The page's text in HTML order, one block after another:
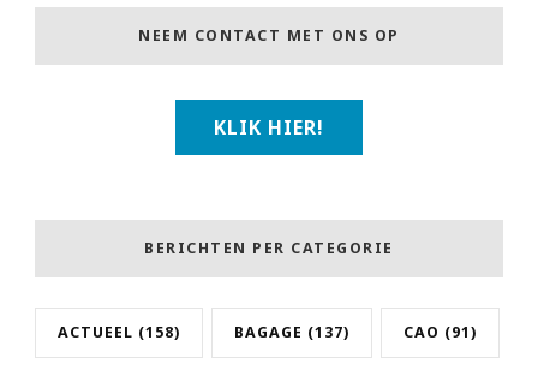
NEEM CONTACT MET ONS OP
KLIK HIER!
BERICHTEN PER CATEGORIE
ACTUEEL (158) BAGAGE (137) CAO (91)